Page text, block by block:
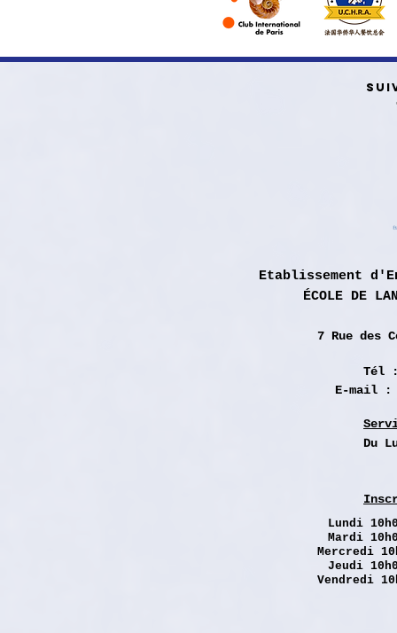
Etablissement
ÉCOLE DE
7 Rue des
Tél
E-mail
Du
Lundi
Mardi
Mercredi
Jeudi
Vendredi